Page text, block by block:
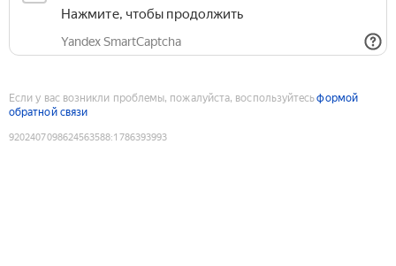
Нажмите, чтобы продолжить
Yandex SmartCaptcha
Если у вас возникли проблемы, пожалуйста, воспользуйтесьформой
обратной связи
9202407098624563588:1786393993